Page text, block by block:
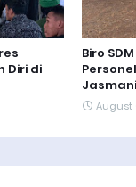
Diri di
Biro
August